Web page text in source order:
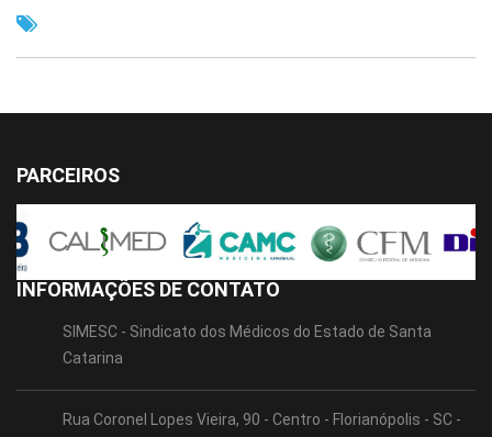
PARCEIROS
INFORMAÇÕES DE CONTATO
SIMESC - Sindicato dos Médicos do Estado de Santa
Catarina
Rua Coronel Lopes Vieira, 90 - Centro - Florianópolis - SC -